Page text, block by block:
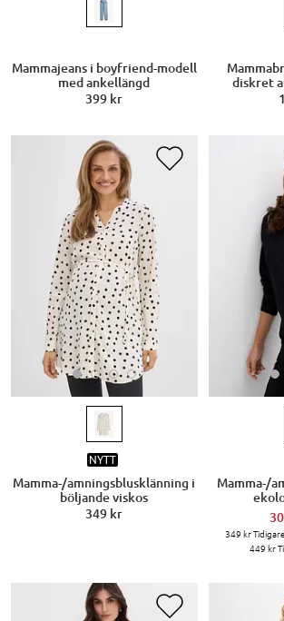
Mammajeans i boyfriend-modell
med ankellängd
399 kr
diskret
NYTT
Mamma-/amningsblusklänning i
böljande viskos
349 kr
Mamma-/
349 kr
449 kr